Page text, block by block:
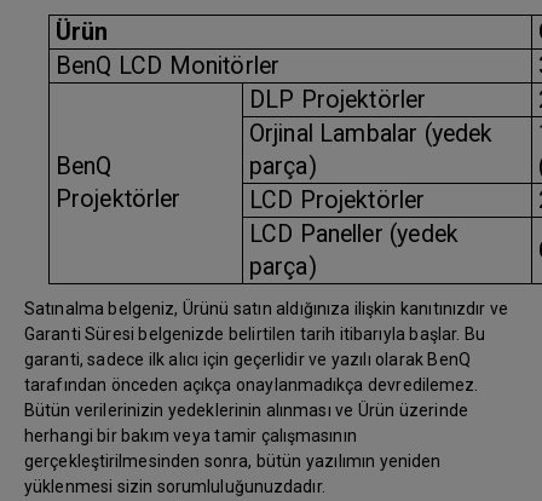
Ürün
BenQ LCD Monitörler
BenQ
Projektörler
DLP Projektörler
Orjinal Lambalar (yedek
parça)
LCD Projektörler
LCD Paneller (yedek
parça)
Satınalma belgeniz, Ürünü satın aldığınıza ilişkin kanıtınızdır ve
Garanti Süresi belgenizde belirtilen tarih itibarıyla başlar. Bu
garanti, sadece ilk alıcı için geçerlidir ve yazılı olarak BenQ
tarafından önceden açıkça onaylanmadıkça devredilemez.
Bütün verilerinizin yedeklerinin alınması ve Ürün üzerinde
herhangi bir bakım veya tamir çalışmasının
gerçekleştirilmesinden sonra, bütün yazılımın yeniden
yüklenmesi sizin sorumluluğunuzdadır.